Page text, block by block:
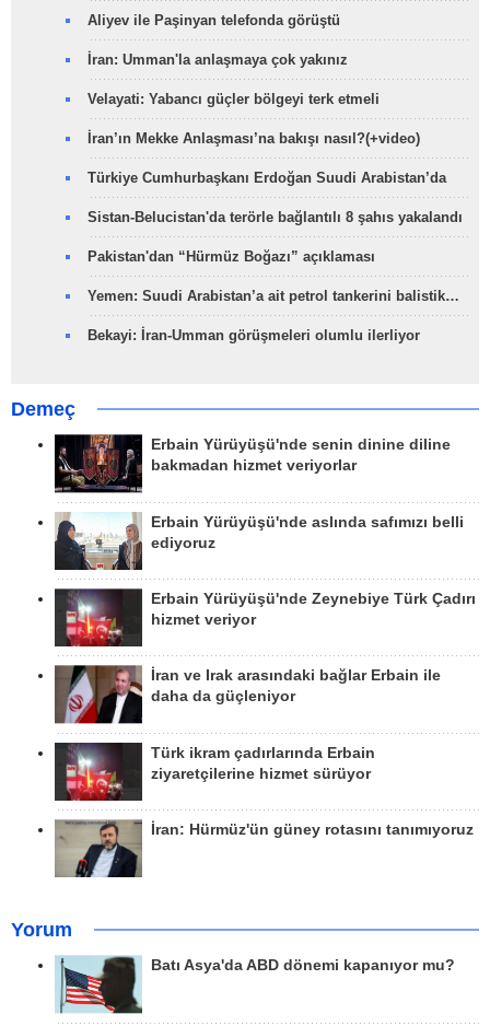
Aliyev ile Paşinyan telefonda görüştü
İran: Umman'la anlaşmaya çok yakınız
Velayati: Yabancı güçler bölgeyi terk etmeli
İran’ın Mekke Anlaşması’na bakışı nasıl?(+video)
Türkiye Cumhurbaşkanı Erdoğan Suudi Arabistan’da
Sistan-Belucistan'da terörle bağlantılı 8 şahıs yakalandı
Pakistan'dan “Hürmüz Boğazı” açıklaması
Yemen: Suudi Arabistan’a ait petrol tankerini balistik…
Bekayi: İran-Umman görüşmeleri olumlu ilerliyor
Demeç
Erbain Yürüyüşü'nde senin dinine diline
bakmadan hizmet veriyorlar
Erbain Yürüyüşü'nde aslında safımızı belli
ediyoruz
Erbain Yürüyüşü'nde Zeynebiye Türk Çadırı
hizmet veriyor
İran ve Irak arasındaki bağlar Erbain ile
daha da güçleniyor
Türk ikram çadırlarında Erbain
ziyaretçilerine hizmet sürüyor
İran: Hürmüz'ün güney rotasını tanımıyoruz
Yorum
Batı Asya'da ABD dönemi kapanıyor mu?